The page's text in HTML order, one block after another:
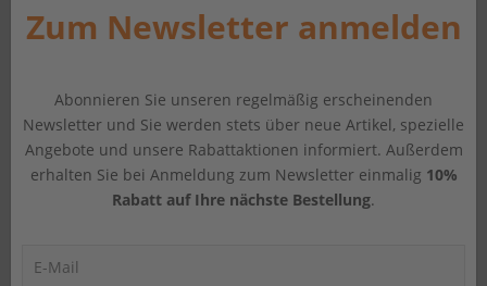
Zum Newsletter anmelden
Abonnieren Sie unseren regelmäßig erscheinenden
Newsletter und Sie werden stets über neue Artikel, spezielle
Angebote und unsere Rabattaktionen informiert. Außerdem
erhalten Sie bei Anmeldung zum Newsletter einmalig 10%
Rabatt auf Ihre nächste Bestellung.